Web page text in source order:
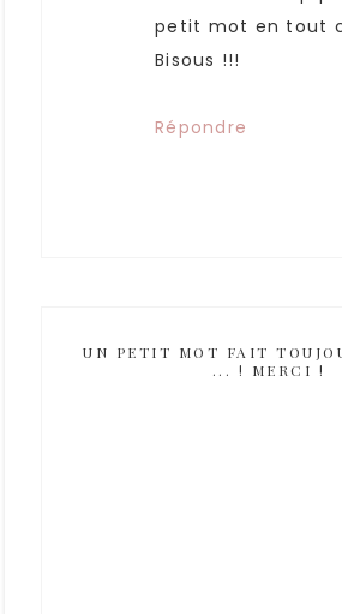
petit mot en tout
Bisous !!!
Répondre
UN PETIT MOT FAIT
... ! MERCI !